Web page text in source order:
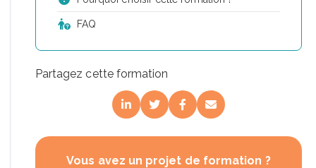
FAQ
Partagez cette formation
Vous avez un projet de formation ?